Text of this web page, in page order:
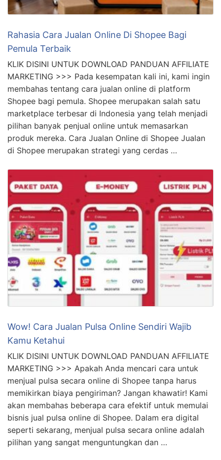
Rahasia Cara Jualan Online Di Shopee Bagi
Pemula Terbaik
KLIK DISINI UNTUK DOWNLOAD PANDUAN AFFILIATE
MARKETING >>> Pada kesempatan kali ini, kami ingin
membahas tentang cara jualan online di platform
Shopee bagi pemula. Shopee merupakan salah satu
marketplace terbesar di Indonesia yang telah menjadi
pilihan banyak penjual online untuk memasarkan
produk mereka. Cara Jualan Online di Shopee Jualan
di Shopee merupakan strategi yang cerdas …
Wow! Cara Jualan Pulsa Online Sendiri Wajib
Kamu Ketahui
KLIK DISINI UNTUK DOWNLOAD PANDUAN AFFILIATE
MARKETING >>> Apakah Anda mencari cara untuk
menjual pulsa secara online di Shopee tanpa harus
memikirkan biaya pengiriman? Jangan khawatir! Kami
akan membahas beberapa cara efektif untuk memulai
bisnis jual pulsa online di Shopee. Dalam era digital
seperti sekarang, menjual pulsa secara online adalah
pilihan yang sangat menguntungkan dan …